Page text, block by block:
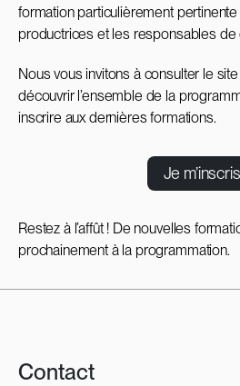
formation particulièrement
productrices et les responsables de
Nous vous invitons à consulter le
découvrir l’ensemble de la
inscrire aux dernières formations.
Je
Restez à l’affût ! De nouvelles
prochainement à la programmation.
Contact